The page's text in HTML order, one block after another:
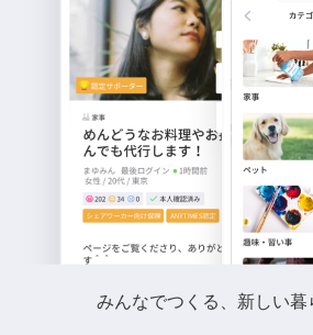
みんなでつくる、新しい暮